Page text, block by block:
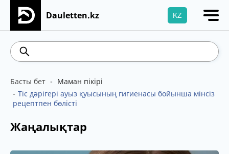
Dauletten.kz KZ
Сіздің өтінішіңіз сәтті жіберілді, Рақмет!
Басты бет
Маман пікірі
Тіс дәрігері ауыз қуысының гигиенасы бойынша мінсіз
рецептпен бөлісті
Жаңалықтар